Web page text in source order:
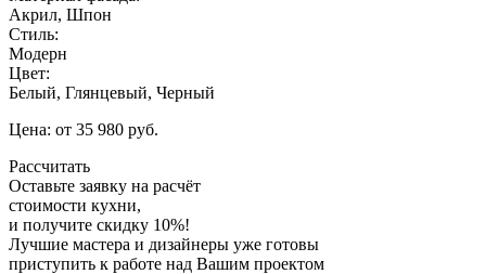
Акрил, Шпон
Стиль:
Модерн
Цвет:
Белый, Глянцевый, Черный
Цена: от 35 980 руб.
Рассчитать
Оставьте заявку на расчёт
стоимости кухни,
и получите скидку 10%!
Лучшие мастера и дизайнеры уже готовы
приступить к работе над Вашим проектом